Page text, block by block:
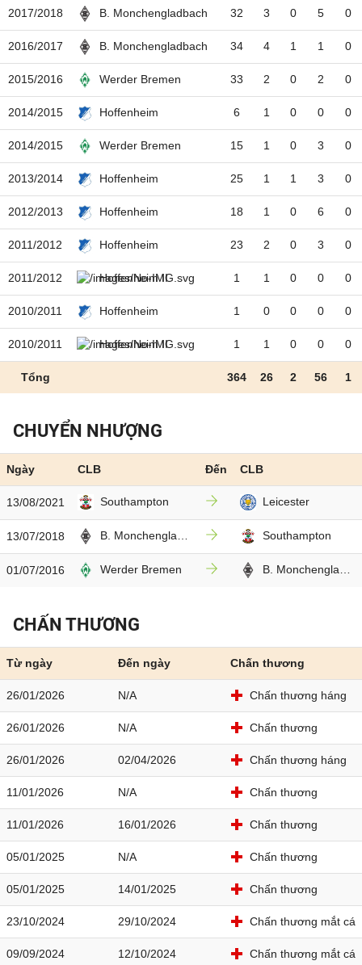
2017/2018 B. Monchengladbach 32 3 0 5 0
2016/2017 B. Monchengladbach 34 4 1 1 0
2015/2016 Werder Bremen 33 2 0 2 0
2014/2015 Hoffenheim 6 1 0 0 0
2014/2015 Werder Bremen 15 1 0 3 0
2013/2014 Hoffenheim 25 1 1 3 0
2012/2013 Hoffenheim 18 1 0 6 0
2011/2012 Hoffenheim 23 2 0 3 0
2011/2012 Hoffenheim II 1 1 0 0 0
2010/2011 Hoffenheim 1 0 0 0 0
2010/2011 Hoffenheim II 1 1 0 0 0
Tổng 364 26 2 56 1
CHUYỂN NHƯỢNG
Ngày CLB Đến CLB
13/08/2021 Southampton Leicester
13/07/2018 B. Monchengladbach Southampton
01/07/2016 Werder Bremen B. Monchengladbach
CHẤN THƯƠNG
Từ ngày Đến ngày Chấn thương
26/01/2026 N/A Chấn thương háng
26/01/2026 N/A Chấn thương
26/01/2026 02/04/2026 Chấn thương háng
11/01/2026 N/A Chấn thương
11/01/2026 16/01/2026 Chấn thương
05/01/2025 N/A Chấn thương
05/01/2025 14/01/2025 Chấn thương
23/10/2024 29/10/2024 Chấn thương mắt cá
09/09/2024 12/10/2024 Chấn thương mắt cá